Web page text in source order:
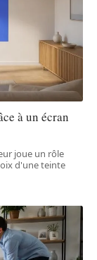
à un écran
joue un rôle
d'une teinte